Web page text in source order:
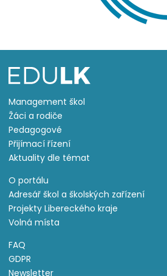
Management škol
Žáci a rodiče
Pedagogové
Přijímací řízení
Aktuality dle témat
O portálu
Adresář škol a školských zařízení
Projekty Libereckého kraje
Volná místa
FAQ
GDPR
Newsletter